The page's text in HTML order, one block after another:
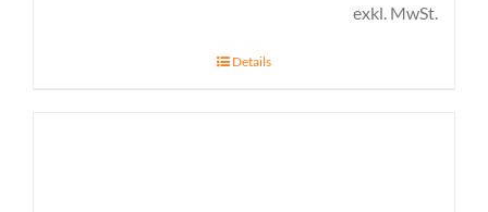
exkl. MwSt.
Details